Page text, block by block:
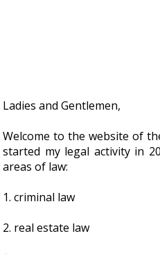
Ladies and Gentlemen,
Welcome to the website of
started my legal activity in
areas of law:
1. criminal law
2. real estate law